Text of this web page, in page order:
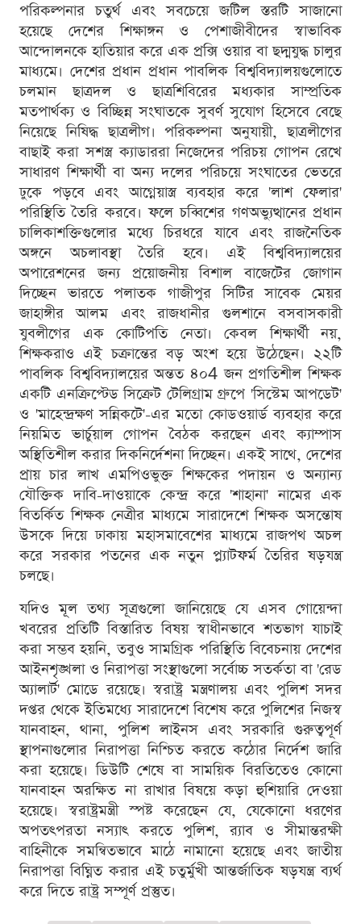
পরিকল্পনার চতুর্থ এবং সবচেয়ে জটিল স্তরটি সাজানো
হয়েছে দেশের শিক্ষাঙ্গন ও পেশাজীবীদের স্বাভাবিক
আন্দোলনকে হাতিয়ার করে এক প্রক্সি ওয়ার বা ছদ্মযুদ্ধ চালুর
মাধ্যমে। দেশের প্রধান প্রধান পাবলিক বিশ্ববিদ্যালয়গুলোতে
চলমান ছাত্রদল ও ছাত্রশিবিরের মধ্যকার সাম্প্রতিক
মতপার্থক্য ও বিচ্ছিন্ন সংঘাতকে সুবর্ণ সুযোগ হিসেবে বেছে
নিয়েছে নিষিদ্ধ ছাত্রলীগ। পরিকল্পনা অনুযায়ী, ছাত্রলীগের
বাছাই করা সশস্ত্র ক্যাডাররা নিজেদের পরিচয় গোপন রেখে
সাধারণ শিক্ষার্থী বা অন্য দলের পরিচয়ে সংঘাতের ভেতরে
ঢুকে পড়বে এবং আগ্নেয়াস্ত্র ব্যবহার করে 'লাশ ফেলার'
পরিস্থিতি তৈরি করবে। ফলে চব্বিশের গণঅভ্যুত্থানের প্রধান
চালিকাশক্তিগুলোর মধ্যে চিরধরে যাবে এবং রাজনৈতিক
অঙ্গনে অচলাবস্থা তৈরি হবে। এই বিশ্ববিদ্যালয়ের
অপারেশনের জন্য প্রয়োজনীয় বিশাল বাজেটের জোগান
দিচ্ছেন ভারতে পলাতক গাজীপুর সিটির সাবেক মেয়র
জাহাঙ্গীর আলম এবং রাজধানীর গুলশানে বসবাসকারী
যুবলীগের এক কোটিপতি নেতা। কেবল শিক্ষার্থী নয়,
শিক্ষকরাও এই চক্রান্তের বড় অংশ হয়ে উঠেছেন। ২২টি
পাবলিক বিশ্ববিদ্যালয়ের অন্তত ৪০4 জন প্রগতিশীল শিক্ষক
একটি এনক্রিপ্টেড সিক্রেট টেলিগ্রাম গ্রুপে 'সিস্টেম আপডেট'
ও 'মাহেন্দ্রক্ষণ সন্নিকটে'-এর মতো কোডওয়ার্ড ব্যবহার করে
নিয়মিত ভার্চুয়াল গোপন বৈঠক করছেন এবং ক্যাম্পাস
অস্থিতিশীল করার দিকনির্দেশনা দিচ্ছেন। একই সাথে, দেশের
প্রায় চার লাখ এমপিওভুক্ত শিক্ষকের পদায়ন ও অন্যান্য
যৌক্তিক দাবি-দাওয়াকে কেন্দ্র করে 'শাহানা' নামের এক
বিতর্কিত শিক্ষক নেত্রীর মাধ্যমে সারাদেশে শিক্ষক অসন্তোষ
উসকে দিয়ে ঢাকায় মহাসমাবেশের মাধ্যমে রাজপথ অচল
করে সরকার পতনের এক নতুন প্ল্যাটফর্ম তৈরির ষড়যন্ত্র
চলছে।
যদিও মূল তথ্য সূত্রগুলো জানিয়েছে যে এসব গোয়েন্দা
খবরের প্রতিটি বিস্তারিত বিষয় স্বাধীনভাবে শতভাগ যাচাই
করা সম্ভব হয়নি, তবুও সামগ্রিক পরিস্থিতি বিবেচনায় দেশের
আইনশৃঙ্খলা ও নিরাপত্তা সংস্থাগুলো সর্বোচ্চ সতর্কতা বা 'রেড
অ্যালার্ট' মোডে রয়েছে। স্বরাষ্ট্র মন্ত্রণালয় এবং পুলিশ সদর
দপ্তর থেকে ইতিমধ্যে সারাদেশে বিশেষ করে পুলিশের নিজস্ব
যানবাহন, থানা, পুলিশ লাইনস এবং সরকারি গুরুত্বপূর্ণ
স্থাপনাগুলোর নিরাপত্তা নিশ্চিত করতে কঠোর নির্দেশ জারি
করা হয়েছে। ডিউটি শেষে বা সাময়িক বিরতিতেও কোনো
যানবাহন অরক্ষিত না রাখার বিষয়ে কড়া হুশিয়ারি দেওয়া
হয়েছে। স্বরাষ্ট্রমন্ত্রী স্পষ্ট করেছেন যে, যেকোনো ধরণের
অপতৎপরতা নস্যাৎ করতে পুলিশ, র‍্যাব ও সীমান্তরক্ষী
বাহিনীকে সমন্বিতভাবে মাঠে নামানো হয়েছে এবং জাতীয়
নিরাপত্তা বিঘ্নিত করার এই চতুর্মুখী আন্তর্জাতিক ষড়যন্ত্র ব্যর্থ
করে দিতে রাষ্ট্র সম্পূর্ণ প্রস্তুত।